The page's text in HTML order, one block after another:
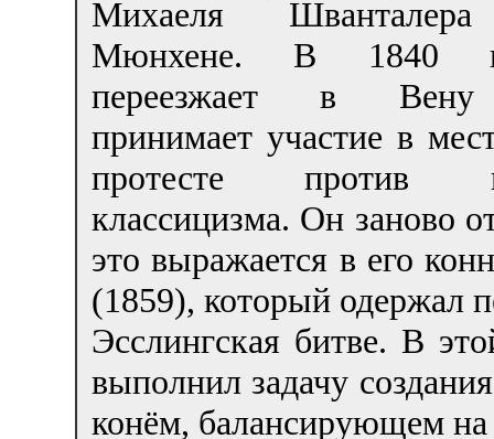
Михаеля
Мюнхене. В 1840
переезжает в
принимает участие в
протесте против
классицизма. Он заново
это выражается в его
(1859), который одержал
Эсслингская битве. В
выполнил задачу
конём, балансирующем на